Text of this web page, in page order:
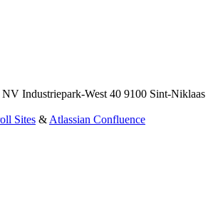
Industriepark-West 40 9100 Sint-Niklaas
Sites & Atlassian Confluence